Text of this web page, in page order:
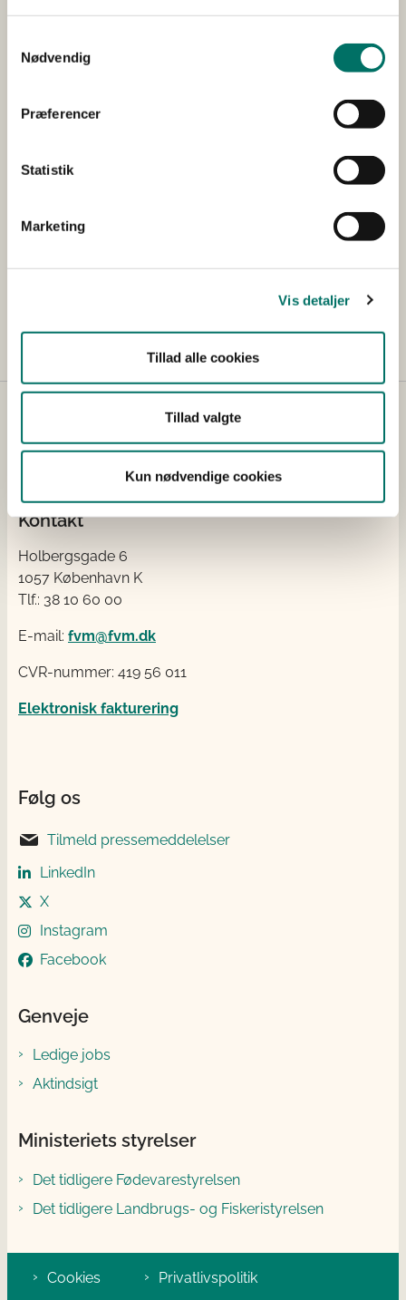
Nødvendig
Præferencer
Statistik
Marketing
Vis detaljer
Tillad alle cookies
Tillad valgte
Kun nødvendige cookies
Pressekontakt
(kan ikke modtage SMS)
Kontakt
Holbergsgade 6
1057 København K
Tlf.: 38 10 60 00
E-mail: fvm@fvm.dk
CVR-nummer: 419 56 011
Elektronisk fakturering
Følg os
Tilmeld pressemeddelelser
LinkedIn
X
Instagram
Facebook
Genveje
Ledige jobs
Aktindsigt
Ministeriets styrelser
Det tidligere Fødevarestyrelsen
Det tidligere Landbrugs- og Fiskeristyrelsen
Cookies Privatlivspolitik